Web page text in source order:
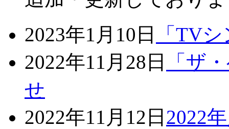
2023年1月10日
「TV
2022年11月28日
「ザ
せ
2022年11月12日 2022